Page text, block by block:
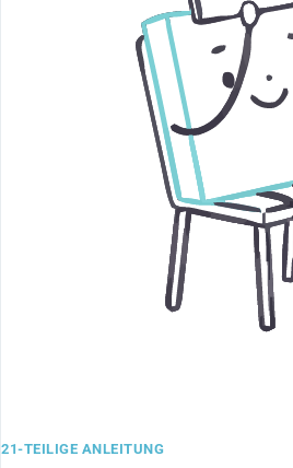
21-TEILIGE ANLEITUNG